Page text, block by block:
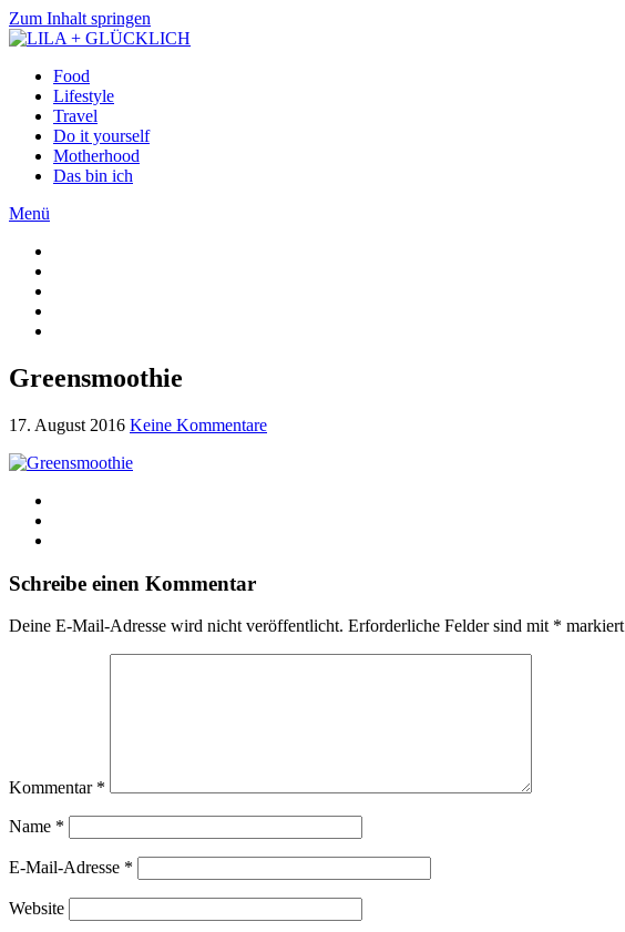
Zum Inhalt springen
Food
Lifestyle
Travel
Do it yourself
Motherhood
Das bin ich
Menü
Greensmoothie
17. August 2016 Keine Kommentare
Schreibe einen Kommentar
Deine E-Mail-Adresse wird nicht veröffentlicht. Erforderliche Felder sind mit * markiert
Kommentar *
Name *
E-Mail-Adresse *
Website